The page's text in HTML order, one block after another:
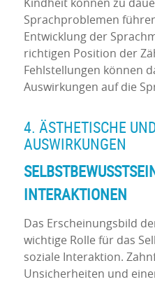
Kindheit können zu
Sprachproblemen
Entwicklung der
richtigen Position der
Fehlstellungen können
Auswirkungen auf die
4. ÄSTHETISCHE
AUSWIRKUNGEN
INTERAKTIONEN
Das Erscheinungsbild
wichtige Rolle für das
soziale Interaktion.
Unsicherheiten und